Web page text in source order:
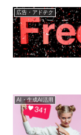
広告・アドテク
AI・生成AI活用